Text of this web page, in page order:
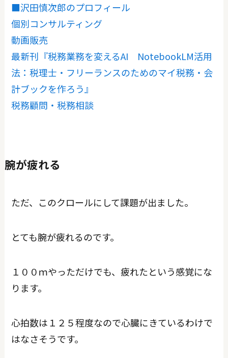
■沢田慎次郎のプロフィール
個別コンサルティング
動画販売
最新刊『税務業務を変えるAI NotebookLM活用
法：税理士・フリーランスのためのマイ税務・会
計ブックを作ろう』
税務顧問・税務相談
腕が疲れる
ただ、このクロールにして課題が出ました。
とても腕が疲れるのです。
１００ｍやっただけでも、疲れたという感覚にな
ります。
心拍数は１２５程度なので心臓にきているわけで
はなさそうです。